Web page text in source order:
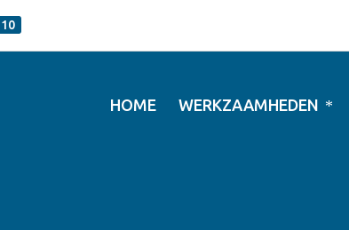
10
HOME WERKZAAMHEDEN